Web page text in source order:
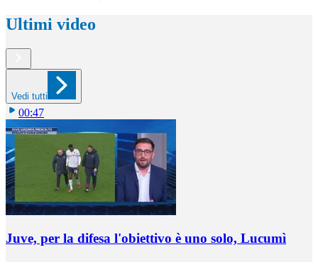
Ultimi video
Vedi tutti
00:47
Juve, per la difesa l'obiettivo è uno solo, Lucumì